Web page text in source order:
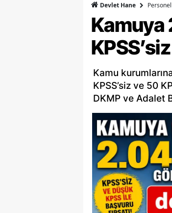
Devlet Hane Personel
Kamuya
Kamu
KPSS’siz ve 50
DKMP ve Adalet